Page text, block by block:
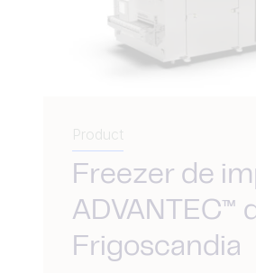
Product
Freezer de
ADVANTEC™
Frigoscandia